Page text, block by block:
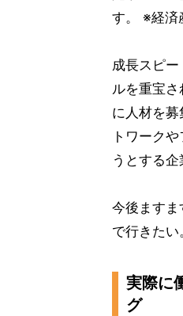
す。 ※経済
成長スピ
ルを重宝
に人材を
トワーク
うとする
今後ます
で行きたい
実際に
グ